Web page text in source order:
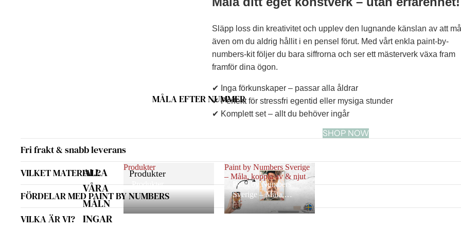
MÅLA EFTER NUMMER
ALLA
VÅRA
MÅLN
INGAR
Produkter
Produkter
Produkter
Paint by Numbers Sverige
– Måla, koppla av & njut
Paint by Numbers
Sverige – Måla,
koppla av & njut
Släpp loss din kreativitet och upplev den lugnande känslan av att
även om du aldrig hållit i en pensel förut. Med vårt enkla paint-by-
numbers-kit följer du bara siffrorna och ser ett mästerverk växa fram
framför dina ögon.
✔ Inga förkunskaper – passar alla åldrar
✔ Perfekt för stressfri egentid eller mysiga stunder
✔ Komplett set – allt du behöver ingår
SHOP NOW
Fri frakt & snabb leverans
VILKET MATERIAL?
FÖRDELAR MED PAINT BY NUMBERS
VILKA ÄR VI?